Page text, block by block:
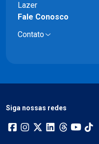
Lazer
Fale Conosco
Contato
Siga nossas redes